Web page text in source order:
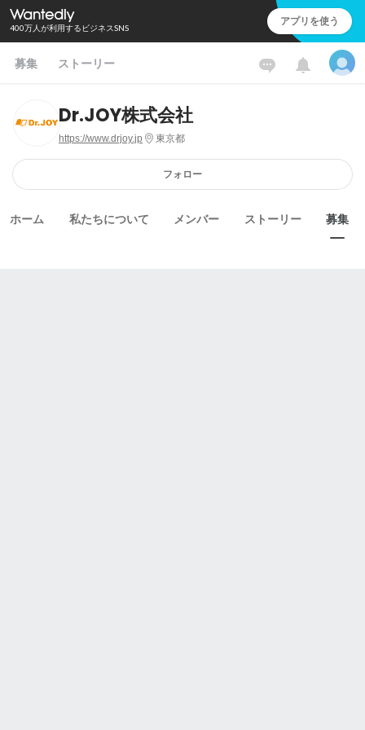
400万人が利用するビジネスSNS アプリを使う
募集 ストーリー
Dr.JOY株式会社
https://www.drjoy.jp 東京都
フォロー
ホーム 私たちについて メンバー ストーリー 募集